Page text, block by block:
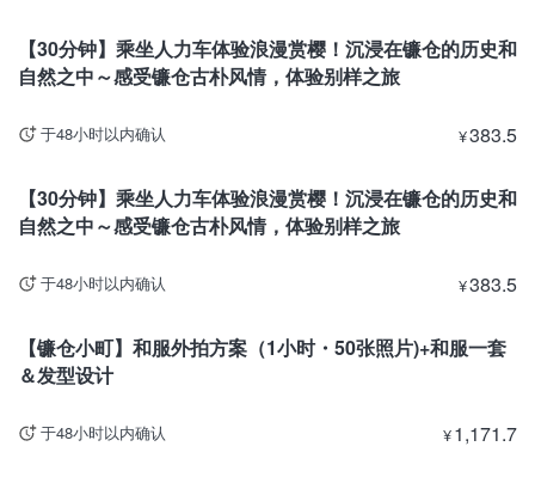
【30分钟】乘坐人力车体验浪漫赏樱！沉浸在镰仓的历史和
自然之中～感受镰仓古朴风情，体验别样之旅
于48小时以内确认 ¥383.5
【30分钟】乘坐人力车体验浪漫赏樱！沉浸在镰仓的历史和
自然之中～感受镰仓古朴风情，体验别样之旅
于48小时以内确认 ¥383.5
【镰仓小町】和服外拍方案（1小时・50张照片)+和服一套
＆发型设计
于48小时以内确认 ¥1,171.7